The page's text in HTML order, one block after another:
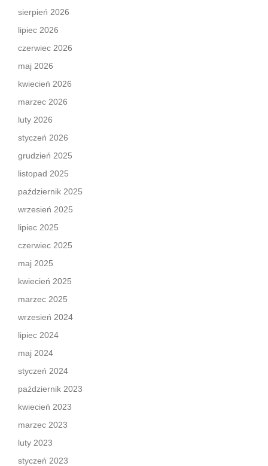
sierpień 2026
lipiec 2026
czerwiec 2026
maj 2026
kwiecień 2026
marzec 2026
luty 2026
styczeń 2026
grudzień 2025
listopad 2025
październik 2025
wrzesień 2025
lipiec 2025
czerwiec 2025
maj 2025
kwiecień 2025
marzec 2025
wrzesień 2024
lipiec 2024
maj 2024
styczeń 2024
październik 2023
kwiecień 2023
marzec 2023
luty 2023
styczeń 2023